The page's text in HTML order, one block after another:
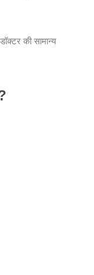
की सामान्य